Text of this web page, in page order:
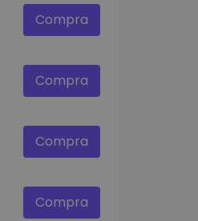
Compra
Compra
Compra
Compra